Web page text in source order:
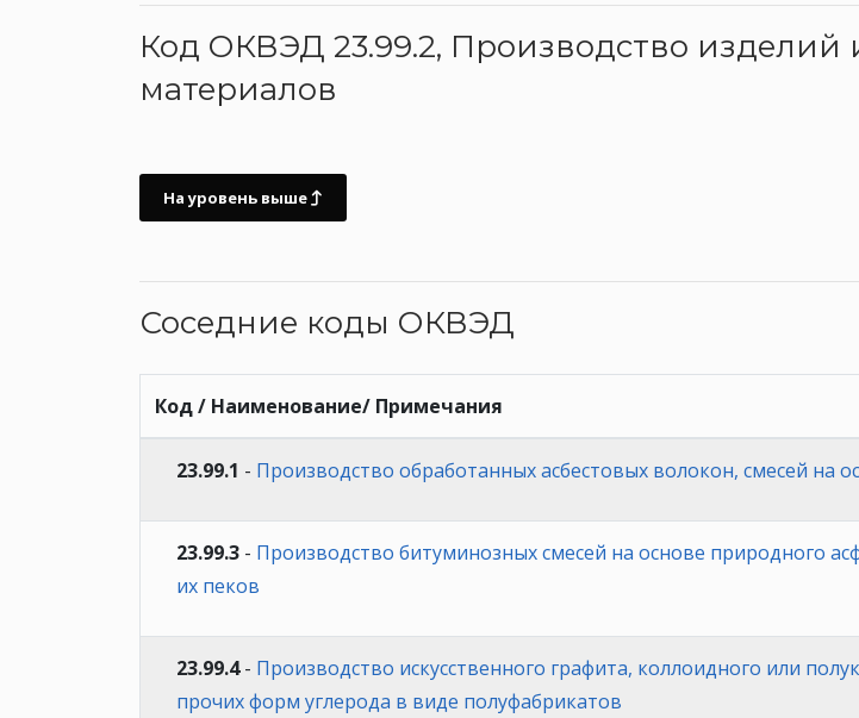
Код ОКВЭД 23.99.2, Производство изделий
материалов
На уровень выше
Соседние коды ОКВЭД
Код / Наименование/ Примечания
23.99.1 - Производство обработанных асбестовых волокон, смесей на
23.99.3 - Производство битуминозных смесей на основе природного
их пеков
23.99.4- Производство искусственного графита, коллоидного или
прочих форм углерода в виде полуфабрикатов